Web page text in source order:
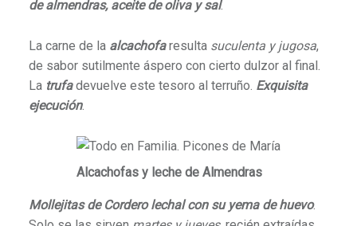
de almendras, aceite de oliva y sal.
La carne de la alcachofaresulta suculenta y jugosa,
de sabor sutilmente áspero con cierto dulzor al final.
La trufadevuelve este tesoro al terruño. Exquisita
ejecución.
Alcachofas y leche de Almendras
Mollejitas de Cordero lechal con su yema de huevo.